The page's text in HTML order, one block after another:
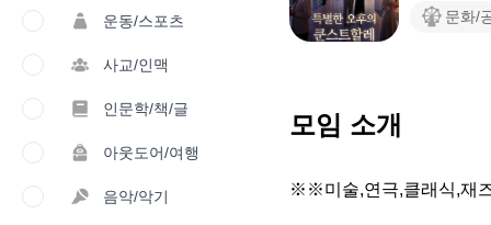
운동/스포츠
사교/인맥
인문학/책/글
아웃도어/여행
음악/악기
문화/
모임 소개
※※미술,연극,클래식,재